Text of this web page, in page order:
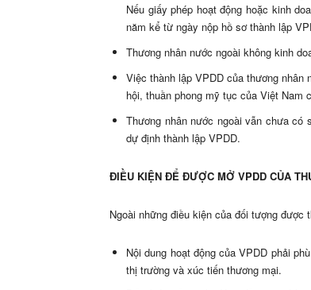
Nếu giấy phép hoạt động hoặc kinh
năm kể từ ngày nộp hồ sơ thành lập
Thương nhân nước ngoài không kinh
Việc thành lập VPDD của thương nhân
hội, thuần phong mỹ tục của Việt Nam
Thương nhân nước ngoài vẫn chưa
dự định thành lập VPDD.
ĐIỀU KIỆN ĐỂ ĐƯỢC MỞ VPDD CỦA
Ngoài những điều kiện của đối tượng
Nội dung hoạt động của VPDD phải
thị trường và xúc tiến thương mại.